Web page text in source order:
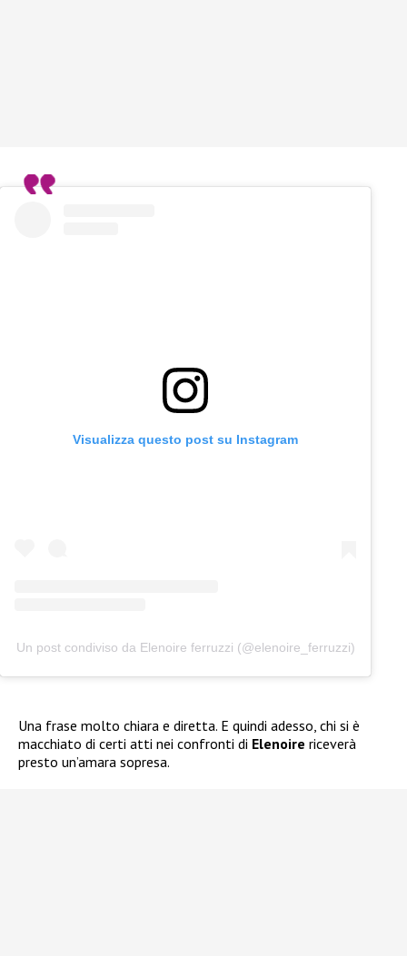
Visualizza questo post su Instagram
Un post condiviso da Elenoire ferruzzi (@elenoire_ferruzzi)
Una frase molto chiara e diretta. E quindi adesso, chi si è
macchiato di certi atti nei confronti di Elenoire riceverà
presto un’amara sopresa.